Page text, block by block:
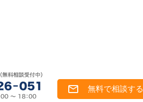
無料で相談する